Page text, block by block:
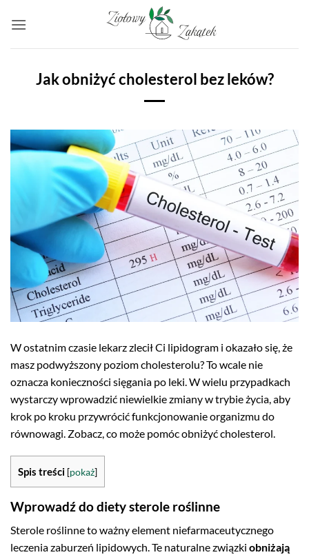
Jak obniżyć cholesterol bez leków?
W ostatnim czasie lekarz zlecił Ci lipidogram i okazało się, że
masz podwyższony poziom cholesterolu? To wcale nie
oznacza konieczności sięgania po leki. W wielu przypadkach
wystarczy wprowadzić niewielkie zmiany w trybie życia, aby
krok po kroku przywrócić funkcjonowanie organizmu do
równowagi. Zobacz, co może pomóc obniżyć cholesterol.
Spis treści [pokaż]
Wprowadź do diety sterole roślinne
Sterole roślinne to ważny element niefarmaceutycznego
leczenia zaburzeń lipidowych. Te naturalne związki obniżają